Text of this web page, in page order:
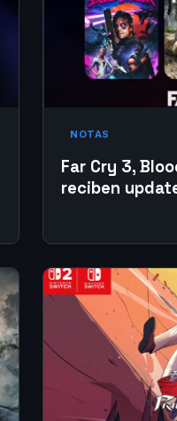
NOTAS
Far Cry 3,
reciben